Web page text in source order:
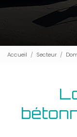
Accueil Secteur